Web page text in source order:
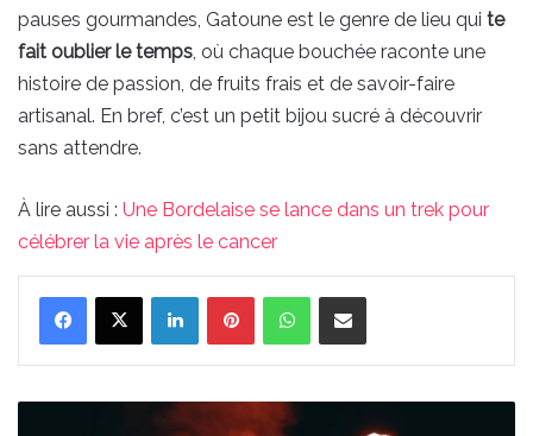
pauses gourmandes, Gatoune est le genre de lieu qui te
fait oublier le temps , où chaque bouchée raconte une
histoire de passion, de fruits frais et de savoir-faire
artisanal. En bref, c’est un petit bijou sucré à découvrir
sans attendre.
À lire aussi : Une Bordelaise se lance dans un trek pour
célébrer la vie après le cancer
LinkedinPinterestWhatsAppPartager par email